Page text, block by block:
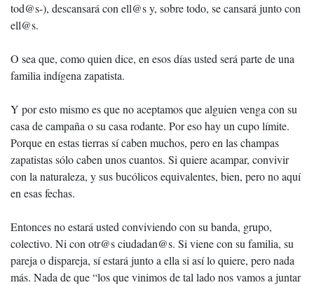
tod@s-), descansará con ell@s y, sobre todo, se cansará junto con
ell@s.
O sea que, como quien dice, en esos días usted será parte de una
familia indígena zapatista.
Y por esto mismo es que no aceptamos que alguien venga con su
casa de campaña o su casa rodante. Por eso hay un cupo límite.
Porque en estas tierras sí caben muchos, pero en las champas
zapatistas sólo caben unos cuantos. Si quiere acampar, convivir
con la naturaleza, y sus bucólicos equivalentes, bien, pero no aquí
en esas fechas.
Entonces no estará usted conviviendo con su banda, grupo,
colectivo. Ni con otr@s ciudadan@s. Si viene con su familia, su
pareja o dispareja, sí estará junto a ella si así lo quiere, pero nada
más. Nada de que “los que vinimos de tal lado nos vamos a juntar